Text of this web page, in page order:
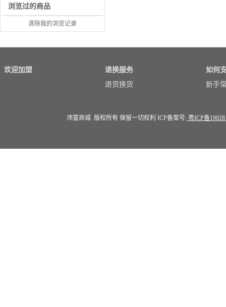
浏览过的商品
清除我的浏览记录
欢迎加盟
退换服务
退货换货
如何
新手
沛富商城 版权所有 保留一切权利 ICP备案号: 粤ICP备